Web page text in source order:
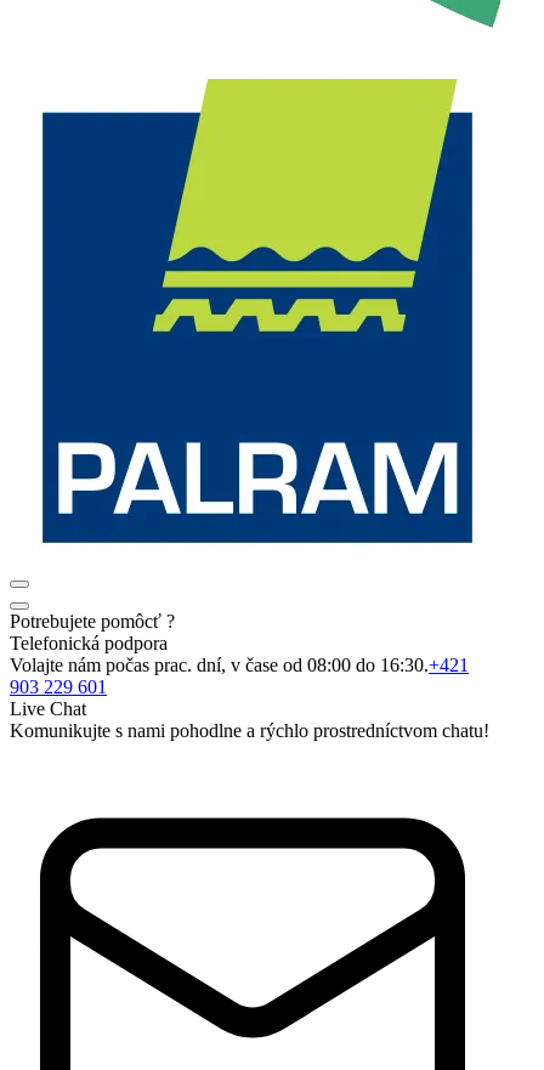
Potrebujete pomôcť ?
Telefonická podpora
Volajte nám počas prac. dní, v čase od 08:00 do 16:30.+421
903 229 601
Live Chat
Komunikujte s nami pohodlne a rýchlo prostredníctvom chatu!